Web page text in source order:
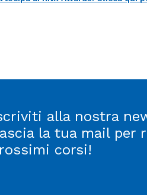
alla nostra
la tua mail per
corsi!